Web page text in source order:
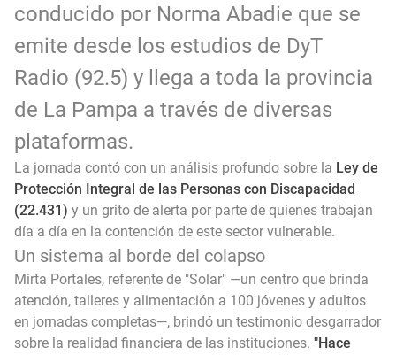
conducido por Norma Abadie que se
emite desde los estudios de DyT
Radio (92.5) y llega a toda la provincia
de La Pampa a través de diversas
plataformas.
La jornada contó con un análisis profundo sobre la Ley de
Protección Integral de las Personas con Discapacidad
(22.431) y un grito de alerta por parte de quienes trabajan
día a día en la contención de este sector vulnerable.
Un sistema al borde del colapso
Mirta Portales, referente de "Solar" —un centro que brinda
atención, talleres y alimentación a 100 jóvenes y adultos
en jornadas completas—, brindó un testimonio desgarrador
sobre la realidad financiera de las instituciones. "Hace